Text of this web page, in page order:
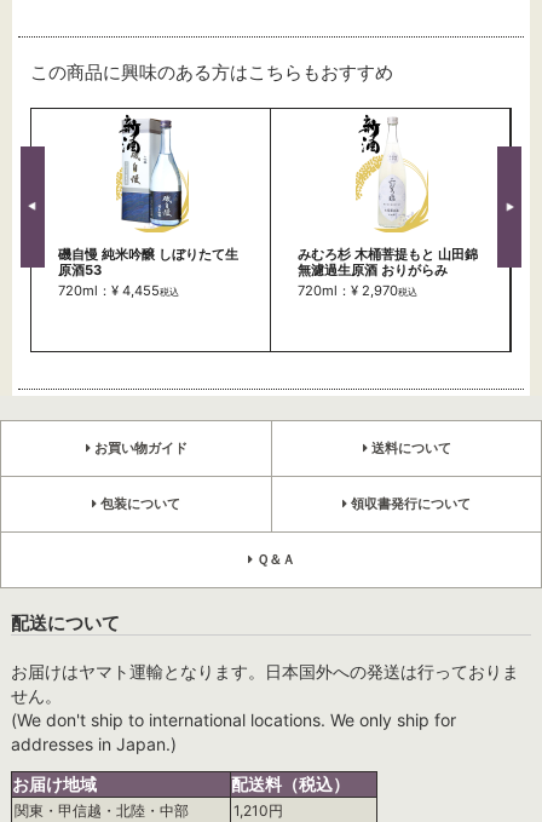
この商品に興味のある方はこちらもおすすめ
磯自慢 純米吟醸 しぼりたて生
原酒53
720ml：¥ 4,455税込
みむろ杉 木桶菩提もと 山田錦
無濾過生原酒 おりがらみ
720ml：¥ 2,970税込
お買い物ガイド 送料について
包装について 領収書発行について
Ｑ＆Ａ
配送について
お届けはヤマト運輸となります。日本国外への発送は行っておりま
せん。
(We don't ship to international locations. We only ship for
addresses in Japan.)
お届け地域
配送料（税込）
関東・甲信越・北陸・中部
1,210円